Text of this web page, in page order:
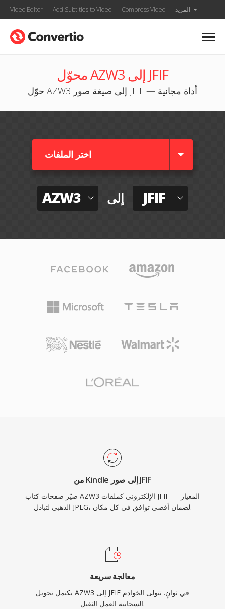
Video Editor Add Subtitles to Video Compress Video المزيد
محوّل AZW3 إلى JFIF
حوّل AZW3 إلى صيغة صور JFIF — أداة مجانية
اختر الملفات
AZW3 إلى JFIF
من Kindle إلى صور JFIF
صيّر صفحات كتاب AZW3 الإلكتروني كملفات JFIF — المعيار
الذهبي لتبادل JPEG، لضمان أقصى توافق في كل مكان.
معالجة سريعة
يكتمل تحويل AZW3 إلى JFIF في ثوانٍ. تتولى الخوادم
السحابية العمل الثقيل.